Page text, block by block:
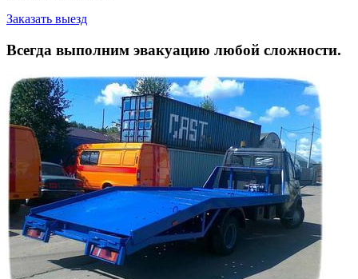
Заказать выезд
Всегда выполним эвакуацию любой сложности.